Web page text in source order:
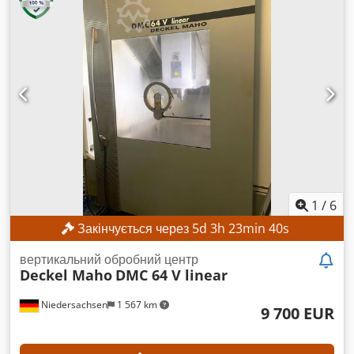
швидкість шпинделя:10 000 об/хв, кількість осей:
осьовий токарний верстат DMG DECKEL MAHO DMC 635V
був виготовлений у 2008 році. Він оснащений блоком
керування Siemens 840D, швидкістю обертання шпинделя
10 000 об/хв та пристроєм зміни інструменту на 20 позицій.
Верстат має розмір столу 790 x 560 мм і максимальне
навантаження на стіл 600 кг. Якщо ви хочете отримати
високоякісні можливості фрезерування, зверніть увагу на
верстат DMG DECKEL MAHO DMC 635V, який ми
пропонуємо до продажу. Зв'яжіться з нами для отримання
додаткової інформації. • Час роботи: 17,641 h • Розмір
столу: 790 x 560 мм Credpfx Amsyca I Ssgof • Швидке
переміщення: 30 м/хв • Зміна інструменту: 20 позицій •
Стан: Обидва верстати в хорошому робочому стані
Technical Specification Taper Size SK 40
1 / 6
Закінчується через 5d 3h 23min 37s
Niedersachsen 1 567 km
вертикальний обробний центр
Deckel Maho DMC 64 V linear
9 700 EUR